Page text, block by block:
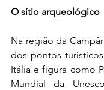
O sítio arqueológico
Na região da
dos pontos
Itália e figura como
Mundial da